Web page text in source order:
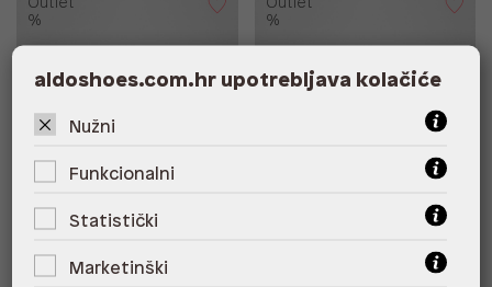
Outlet
%
MTL72SNEAKER-L SYN SMOOTH
Outlet
%
aldoshoes.com.hr upotrebljava kolačiće
Nužni
Funkcionalni
Statistički
Marketinški